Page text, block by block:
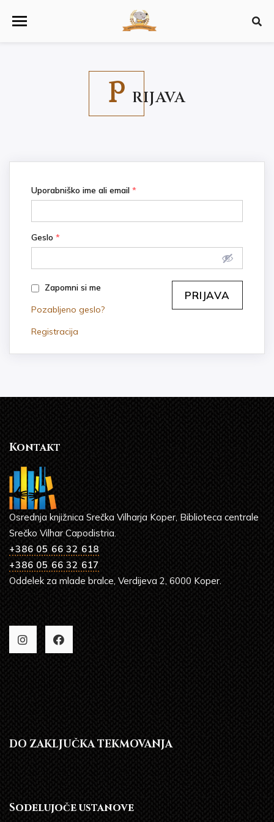
P RIJAVA
Uporabniško ime ali email *
Geslo *
Zapomni si me
Pozabljeno geslo?
Registracija
Kontakt
Osrednja knjižnica Srečka Vilharja Koper, Biblioteca centrale
Srečko Vilhar Capodistria.
+386 05 66 32 618
+386 05 66 32 617
Oddelek za mlade bralce, Verdijeva 2, 6000 Koper.
DO ZAKLJUČKA TEKMOVANJA
Sodelujoče ustanove